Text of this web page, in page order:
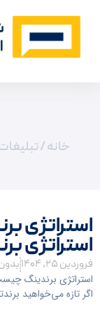
خانه/
استراتژی
استراتژی
فروردین ۲۵, ۱۴۰۴
استراتژی برندینگ
اگر تازه می‌خواهید